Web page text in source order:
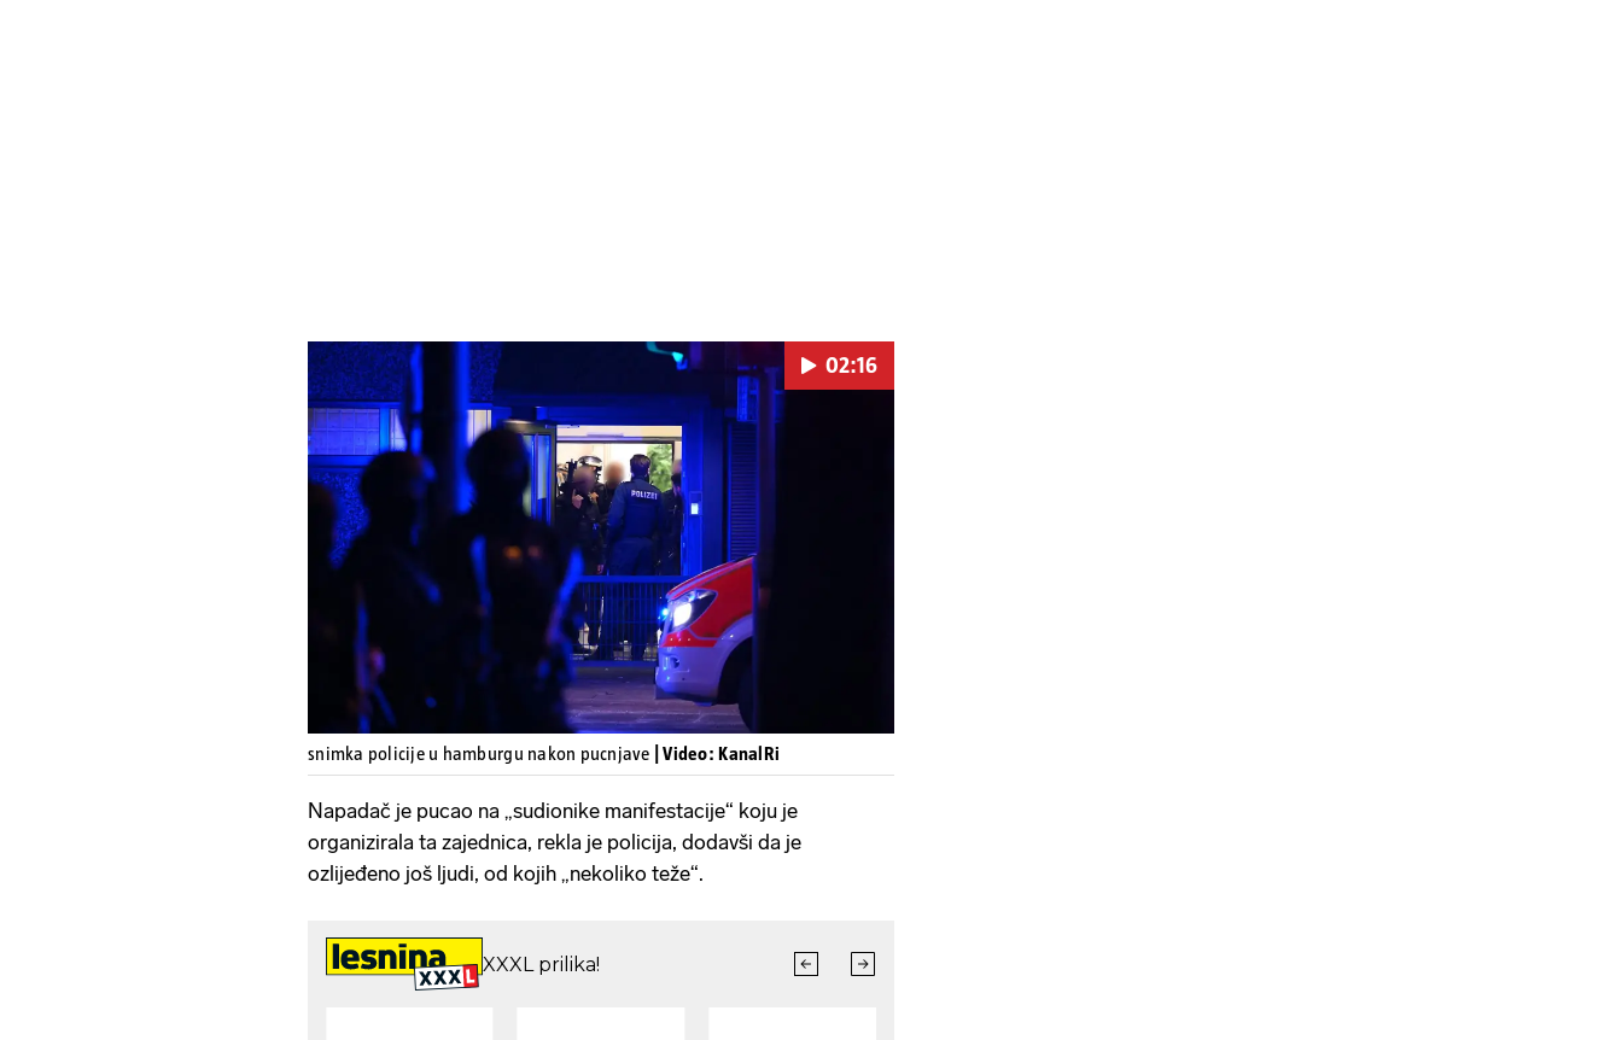
Pokretanje videa...
02:16
snimka policije u hamburgu nakon pucnjave | Video: KanalRi
Napadač je pucao na „sudionike manifestacije“ koju je
organizirala ta zajednica, rekla je policija, dodavši da je
ozlijeđeno još ljudi, od kojih „nekoliko teže“.